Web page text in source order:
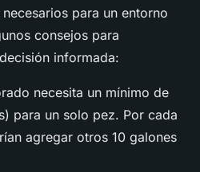
para un entorno
consejos para
informada:
necesita un mínimo de
para un solo pez. Por cada
agregar otros 10 galones